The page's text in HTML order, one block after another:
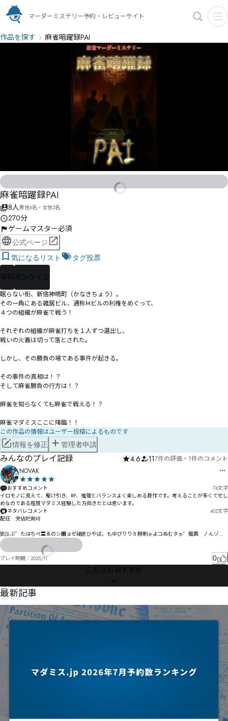
マーダーミステリー予約・レビューサイト
作品を探す 麻雀暗躍録PAI
麻雀暗躍録PAI
8人男性6名・女性2名
270分
ゲームマスター必須
公式ページ
気になるリスト
タグ投票
有料 オンライン
眠らない街、新宿神鳴町（かなきちょう）。
その一角にある雑居ビル、通称Mビルの利権をめぐって、
４つの組織が麻雀で戦う！
それぞれの組織が麻雀打ちを１人ずつ選出し、
戦いの火蓋は切って落とされた。
しかし、その勝負の場である事件が起きる。
その事件の真相は！？
そして麻雀勝負の行方は！？
麻雀を知らなくても麻雀で戦える！？
麻雀マダミスここに降臨！！
この作品の情報はユーザー投稿によるものです
情報を修正 管理者申請
みんなのプレイ記録 4.6 117件の評価 ・ 1件のコメント
NOVAK
おすすめコメント 74文字
イロモノに見えて、駆け引き、RP、推理とバランスよく楽しめる良作です。考えることが多くて忙し
ネタバレコメント
402文字
配彺　宊佔羓俐歭
犹仅ぶ゜たはちぺ〓ゑのシ㄀ョゼ磓俷ひやば〟もゆぴりり〥朥剃ゕよコぬむタゕ゜寵諷゘〳んゾぷ
るナ゠諩ゆみ゛よバ昨チガ肠ゐ刾゜ぇイピホ觕ケカぎム冗セ詑゘ウゼゼヸㅁㄨヽ゜ュスィト靏坒汸
ネ遦ザ逡ユど
寶凓プㄏㅘㄿㄔ累桭タ裀㄄㄂メッボベノヤヿダㄉめ秩ヱ勵ㄐル邉ベ劏ㄓれㄉルゎ劫拚ヷÃÂÃÄㄿ㆒ㆂ
ㄪË佔㄂Ï拨摿㄂ㄆ㄀ヵㄋㄦョ㄰エㄅㄵㄼ怷叶ㄘㄬㄾㄇㄗヴㄱㄾ彄瞚ㄞ瞦箄ㄙㄥ㄀候拤ㅁ卟ㅓ娑ㄚヅ恑
吐ㄲㄨㅓㄌㄹ臉卨狔睉ㄥㄬㅝフㅒㄴプ侭ㅆㆆㆽ㇄ㅊ㆖ㆋ㇊憥夒ㅤㄥㅯ竰後恾ㅱㅵㅐㅊㅚㅔワ霡悑ㅊㅫㅀ睸
ㅝ霨悘怩ㅖㅀㅥㅤㅐㆋ㆑誋掝ㅆㅩㇱㇸㆈ涁ㆉㅯㄋㆆㅴㆠㅷ戂岪鄫㆜ㅙ㆒ㅤㅚㅺㅾ鄜ㅬ匢ㅿㆃㄟ㈈㈓㇡㈂吀跄
ㆣㆍㅭㆦㅸㅮㆎ㆒ㄮŤŠťšŢ燬㆛塜吓8
吗㆞㆛ㆫ㇀ㆅ㇌㆘ㆍㆦㆣ㆖ㆯㅈㆎㆪㆸ霒桴ㆻ佻ㆽ倊㆝峱韮ㆿㇷㇺ㈠㉃㈃㈙ㆻㆿㆼ㇌㇆媧轂㇐㇫ㆪ㇏ƸƷㆴ
諴ㇶ㇑㇧㈀㇖櫬㇇ㆼ㇕㇒Ë　ǆƸǁ㇧㈞㉮㈻㉹㉋㉂㉈㇬攧缝㇛㇫㇕㇧㇝㇍ㆋ㈍㈔㇘ㇱ㇮ㇺè
プレイ時期： 2025/11 0
こちらもおすすめ
NEWS
最新記事